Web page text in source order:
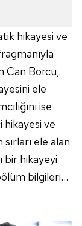
hikayesi ve
Can Borcu,
ele
ise
ve
ele alan
bir hikayeyi
bilgileri...